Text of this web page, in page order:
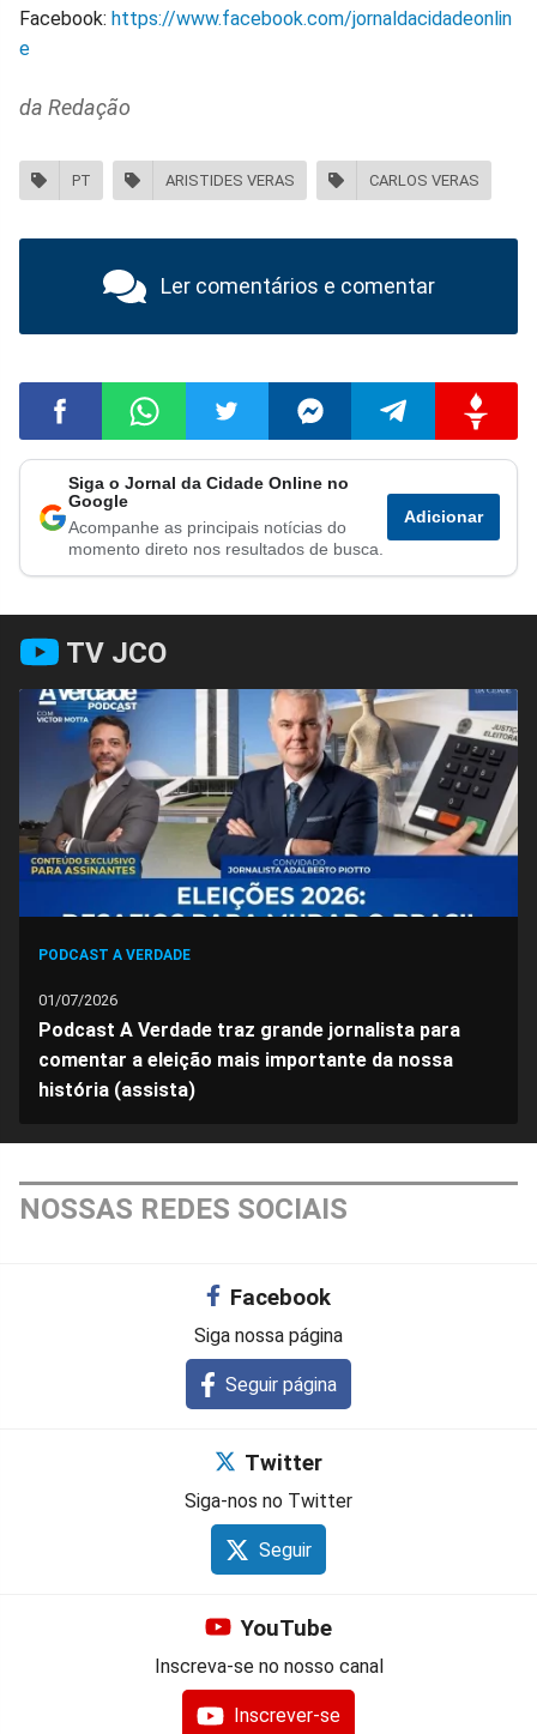
Facebook: https://www.facebook.com/jornaldacidadeonlin
e
da Redação
PT ARISTIDES VERAS CARLOS VERAS
Ler comentários e comentar
Compartilhar
no
Facebook
Compartilhar
no
Whatsapp
Compartilhar
no
Twitter
Compartilhar
no
Messenger
Compartilhar
no
TelegramGettr
Siga o Jornal da Cidade Online no
Google
Acompanhe as principais notícias do
momento direto nos resultados de busca.
Adicionar
TV JCO
PODCAST A VERDADE
01/07/2026
Podcast A Verdade traz grande jornalista para
comentar a eleição mais importante da nossa
história (assista)
NOSSAS REDES SOCIAIS
Facebook
Siga nossa página
Seguir página
Twitter
Siga-nos no Twitter
Seguir
YouTube
Inscreva-se no nosso canal
Inscrever-se